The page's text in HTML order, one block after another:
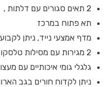
2 תאים סגורים עם דלתות ,
תא פתוח במרכז
מדף אמצעי נייד, ניתן
2 מגירות עם מסילות טלסקופיות וידית אינטגרלית.
גלגלי גומי איכותיים עם
ניתן לקדוח חורים בגב